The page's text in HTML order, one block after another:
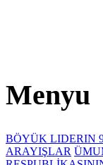
Menyu
BÖYÜK LIDERIN
ARAYIŞLAR